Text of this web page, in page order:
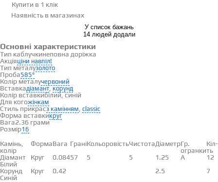
Купити в 1 клік
Наявність в магазинах
У список бажань
14 людей додали
Основні характеристики
Тип каблучкинеповна доріжка
Акціяціни навпіл!
Тип металузолото
Проба585°
Колір металучервоний
Вставкадіамант,корунд
Колір вставкибілий, синій
Для когожінкам
Стиль прикрасз камінням classic
Форма вставкикруг
Вага2.36 грами
Розмір16
Вставки
Камінь,
колір
ФормаВага ГраніКольоровістьЧистотаДіаметрГр.
огранки
Кіл-
ть
Діамант
Білий
Круг 0.08457 5 5 1.25 А
12
Корунд
Синій
Круг 0.42 2.5 7